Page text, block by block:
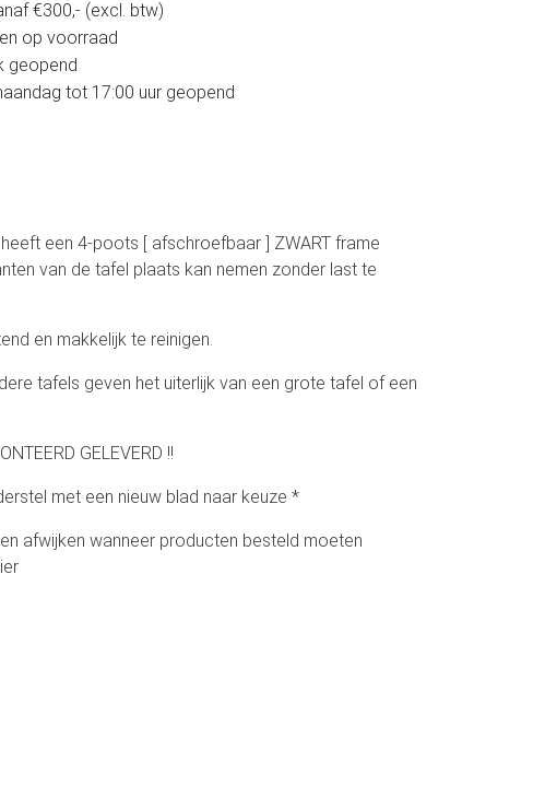
€300,- (excl. btw)
op voorraad
geopend
tot 17:00 uur geopend
een 4-poots [ afschroefbaar ] ZWART frame
van de tafel plaats kan nemen zonder last te
en makkelijk te reinigen.
tafels geven het uiterlijk van een grote tafel of een
GELEVERD !!
met een nieuw blad naar keuze *
afwijken wanneer producten besteld moeten